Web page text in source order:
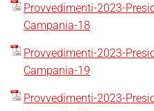
Provvedimenti-2023-
Campania-18
Provvedimenti-2023-
Campania-19
Provvedimenti-2023-